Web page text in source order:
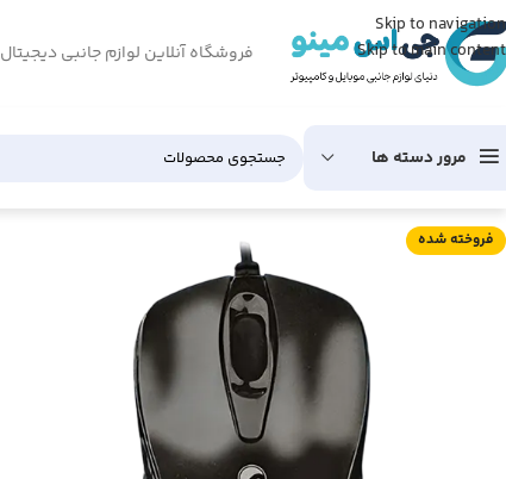
Skip to navigation
Skip to main content
فروشگاه آنلاین لوازم جانبی دیجیتال
مرور دسته ها
فروخته شده